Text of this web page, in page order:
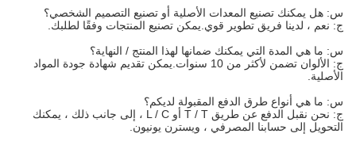
س: هل يمكنك تصنيع المعدات الأصلية أو تصنيع التصميم الشخصي؟
ج: نعم ، لدينا فريق تطوير قوي.يمكن تصنيع المنتجات وفقًا لطلبك.
س: ما هي المدة التي يمكنك ضمانها لهذا المنتج / النهاية؟
ج: الألوان تضمن لأكثر من 10 سنوات.يمكن تقديم شهادة جودة المواد
الأصلية.
س: ما هي أنواع طرق الدفع المقبولة لديكم؟
ج: نحن نقبل الدفع عن طريق T / T أو L / C ، إلى جانب ذلك ، يمكنك
التحويل إلى حسابنا المصرفي ، ويسترن يونيون.